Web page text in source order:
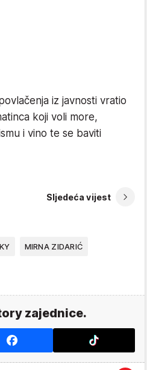
iz javnosti vratio
koji voli more,
i vino te se baviti
Sljedeća vijest
MIRNA ZIDARIĆ
zajednice.